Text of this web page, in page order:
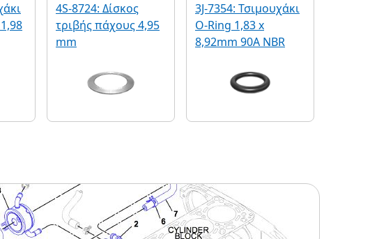
4S-8724: Δίσκος
τριβής πάχους 4,95
mm
3J-7354: Τσιμουχάκι
O-Ring 1,83 x
8,92mm 90A NBR